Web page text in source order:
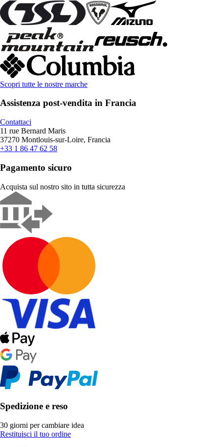
Scopri tutte le nostre marche
Assistenza post-vendita in Francia
Contattaci
11 rue Bernard Maris
37270 Montlouis-sur-Loire, Francia
+33 1 86 47 62 58
Pagamento sicuro
Acquista sul nostro sito in tutta sicurezza
Spedizione e reso
30 giorni per cambiare idea
Restituisci il tuo ordine